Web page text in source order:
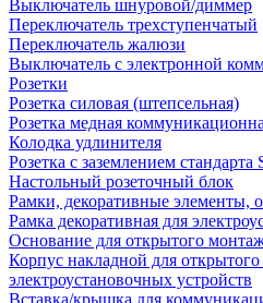
Выключатель шнуровой/диммер
Переключатель трехступенчатый
Переключатель жалюзи
Выключатель с электронной
Розетки
Розетка силовая (штепсельная)
Розетка медная
Колодка удлинителя
Розетка с заземлением
Настольный розеточный блок
Рамки, декоративные элементы,
Рамка декоративная для
Основание для открытого
Корпус накладной для
электроустановочных устройств
Вставка/крышка для